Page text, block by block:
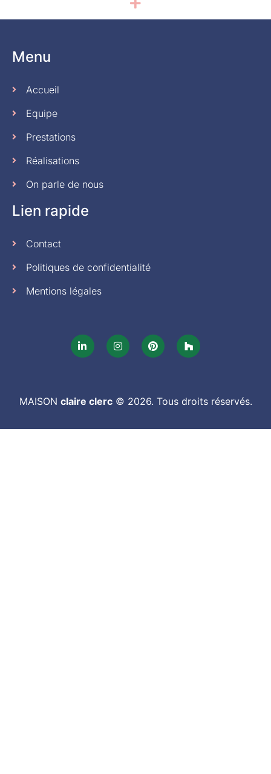
MAISON claire clerc© 2026. Tous droits réservés.
Menu
Accueil
Equipe
Prestations
Réalisations
On parle de nous
Lien rapide
Contact
Politiques de confidentialité
Mentions légales